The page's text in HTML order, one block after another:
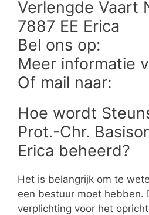
Verlengde Vaart
7887 EE Erica
Bel ons op:
Meer informatie
Of mail naar:
Hoe wordt
Prot.-Chr.
Erica beheerd?
Het is belangrijk om te
een bestuur moet hebben.
verplichting voor het